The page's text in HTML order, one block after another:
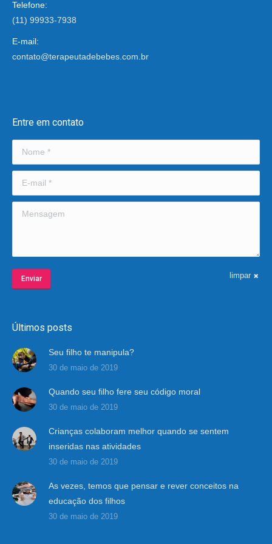
Telefone:
(11) 99933-7938
E-mail:
contato@terapeutadebebes.com.br
Entre em contato
Nome *
E-mail *
Mensagem
Enviar limpar
Últimos posts
Seu filho te manipula?
30 de maio de 2019
Quando seu filho fere seu código moral
30 de maio de 2019
Crianças colaboram melhor quando se sentem
inseridas nas atividades
30 de maio de 2019
As vezes, temos que pensar e rever conceitos na
educação dos filhos
30 de maio de 2019